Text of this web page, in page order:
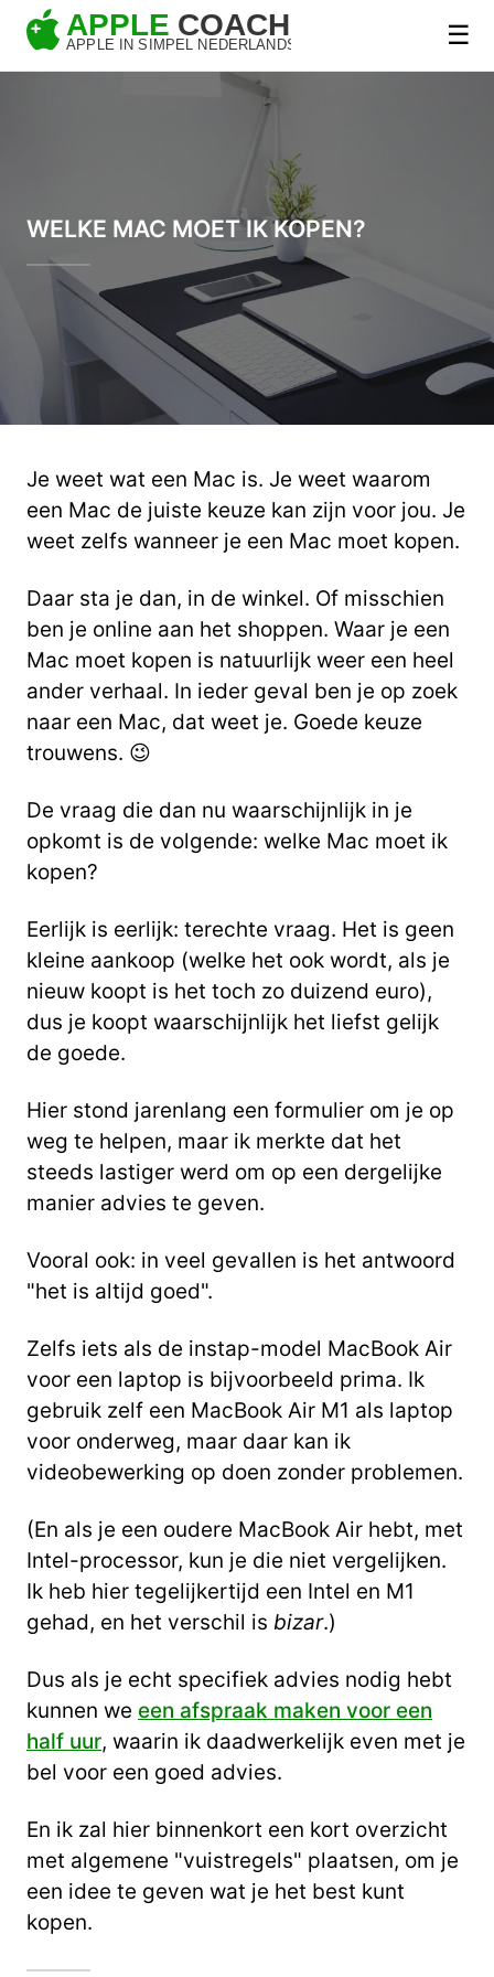
☰
WELKE MAC MOET IK KOPEN?
Je weet wat een Mac is. Je weet waarom
een Mac de juiste keuze kan zijn voor jou. Je
weet zelfs wanneer je een Mac moet kopen.
Daar sta je dan, in de winkel. Of misschien
ben je online aan het shoppen. Waar je een
Mac moet kopen is natuurlijk weer een heel
ander verhaal. In ieder geval ben je op zoek
naar een Mac, dat weet je. Goede keuze
trouwens. 😉
De vraag die dan nu waarschijnlijk in je
opkomt is de volgende: welke Mac moet ik
kopen?
Eerlijk is eerlijk: terechte vraag. Het is geen
kleine aankoop (welke het ook wordt, als je
nieuw koopt is het toch zo duizend euro),
dus je koopt waarschijnlijk het liefst gelijk
de goede.
Hier stond jarenlang een formulier om je op
weg te helpen, maar ik merkte dat het
steeds lastiger werd om op een dergelijke
manier advies te geven.
Vooral ook: in veel gevallen is het antwoord
"het is altijd goed".
Zelfs iets als de instap-model MacBook Air
voor een laptop is bijvoorbeeld prima. Ik
gebruik zelf een MacBook Air M1 als laptop
voor onderweg, maar daar kan ik
videobewerking op doen zonder problemen.
(En als je een oudere MacBook Air hebt, met
Intel-processor, kun je die niet vergelijken.
Ik heb hier tegelijkertijd een Intel en M1
gehad, en het verschil is bizar.)
Dus als je echt specifiek advies nodig hebt
kunnen we een afspraak maken voor een
half uur, waarin ik daadwerkelijk even met je
bel voor een goed advies.
En ik zal hier binnenkort een kort overzicht
met algemene "vuistregels" plaatsen, om je
een idee te geven wat je het best kunt
kopen.